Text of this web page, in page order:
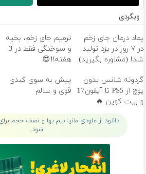
وبگردی
پماد درمان جای زخم
در ۷ روز در یزد تولید
شد! (مشاوره بگیرید)
ترمیم جای زخم، بخیه
و سوختگی فقط در 3
هفته!!😍
گردونه شانس بدون
پوچ از PS5 تا آیفون17
و بیت کوین 🔥
پیش به سوی کبدی
قوی و سالم
دانلود از ملودی مانیا نیم بها و نصف حجم
شود.